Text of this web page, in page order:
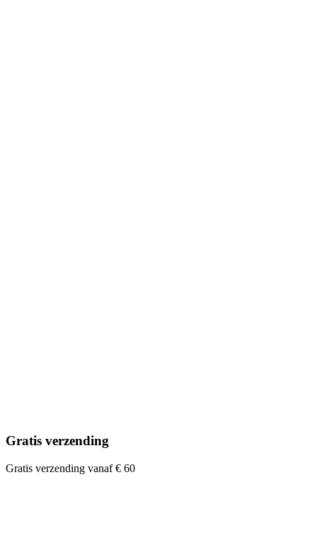
Gratis verzending
Gratis verzending vanaf € 60